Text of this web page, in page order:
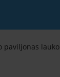
paviljonas lauko